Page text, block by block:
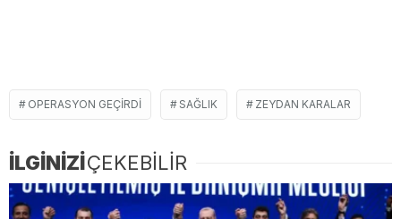
OPERASYON GEÇIRDI SAĞLIK ZEYDAN KARALAR
İLGİNİZİÇEKEBİLİR